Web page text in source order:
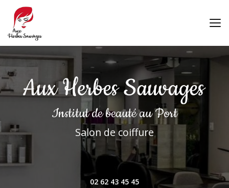
contenu
principal
Institut de beautéau Port
Salon de coiffure
02 62 43 45 45